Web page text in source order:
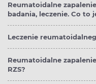
Reumatoidalne
badania, leczenie. Co to
Leczenie
Reumatoidalne
RZS?